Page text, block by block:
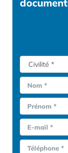
Nom *
Prénom *
E-mail *
Téléphone *